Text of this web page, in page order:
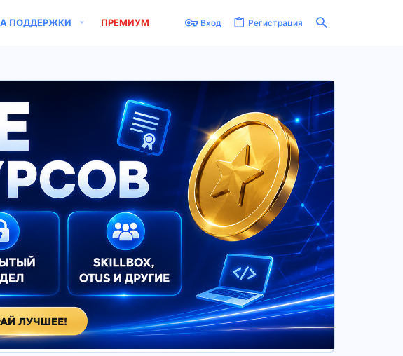
ПОДДЕРЖКИ ПРЕМИУМ Вход Регистрация